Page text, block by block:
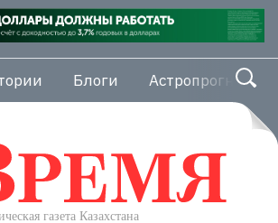
Блоги Астропрогноз